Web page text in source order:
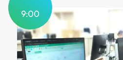
9:00